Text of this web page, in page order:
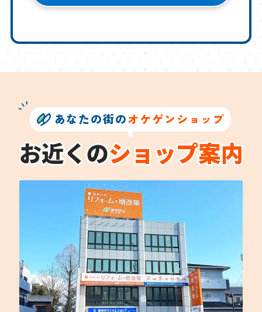
あなたの街のオケゲンショップ